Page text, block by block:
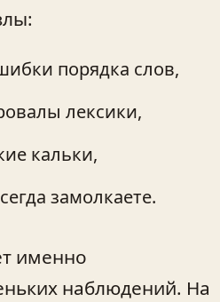
порядка слов,
лексики,
кальки,
замолкаете.
именно
наблюдений. На